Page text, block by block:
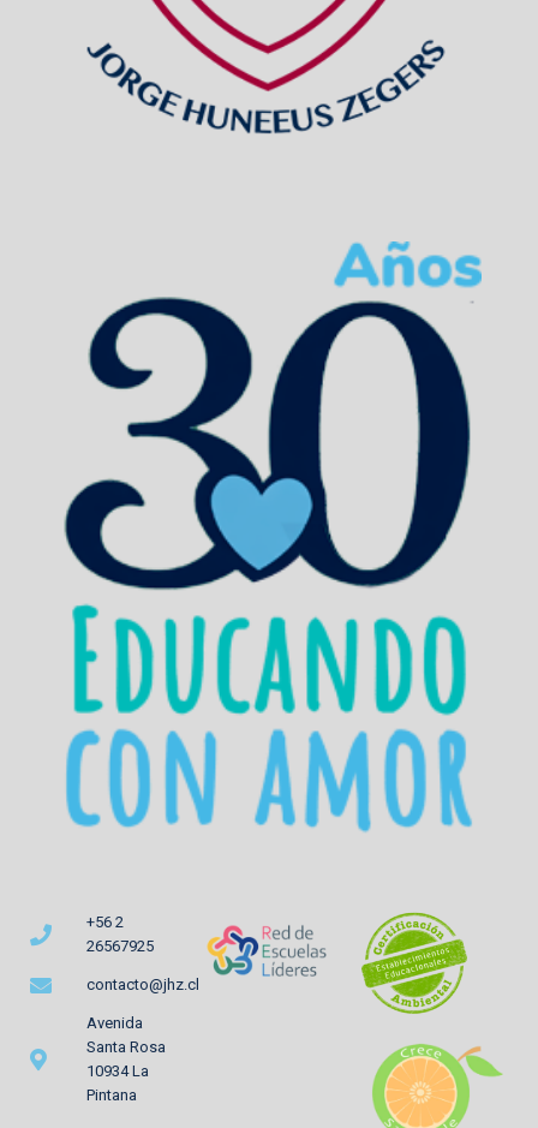
+56 2
26567925
contacto@jhz.cl
Avenida
Santa Rosa
10934 La
Pintana